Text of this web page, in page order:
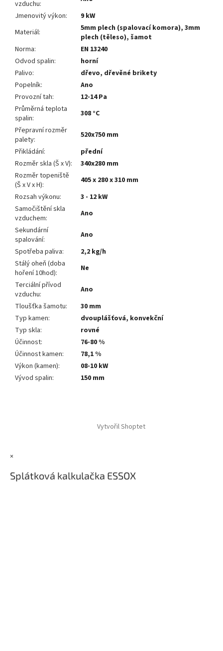
vzduchu:
Jmenovitý výkon:
9 kW
Materiál:
5mm plech (spalovací komora), 3mm
plech (těleso), šamot
Norma:
EN 13240
Odvod spalin:
horní
Palivo:
dřevo, dřevěné brikety
Popelník:
Ano
Provozní tah:
12-14 Pa
Průměrná teplota
spalin:
308 °C
Přepravní rozměr
palety:
520x750 mm
Přikládání:
přední
Rozměr skla (Š x V):
340x280 mm
Rozměr topeniště
(Š x V x H):
405 x 280 x 310 mm
Rozsah výkonu:
3 - 12 kW
Samočištění skla
vzduchem:
Ano
Sekundární
spalování:
Ano
Spotřeba paliva:
2,2 kg/h
Stálý oheň (doba
hoření 10hod):
Ne
Terciální přívod
vzduchu:
Ano
Tloušťka šamotu:
30 mm
Typ kamen:
dvouplášťová, konvekční
Typ skla:
rovné
Účinnost:
76-80 %
Účinnost kamen:
78,1 %
Výkon (kamen):
08-10 kW
Vývod spalin: 150 mm
Vytvořil Shoptet
×
Splátková kalkulačka ESSOX